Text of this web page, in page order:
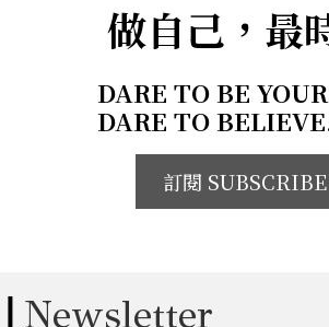
做自己，最
DARE TO BE
DARE TO
訂閱 SUBSCRIBE
Newsletter